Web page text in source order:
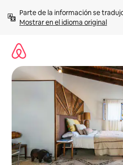
contenidoMostrar en el idioma original